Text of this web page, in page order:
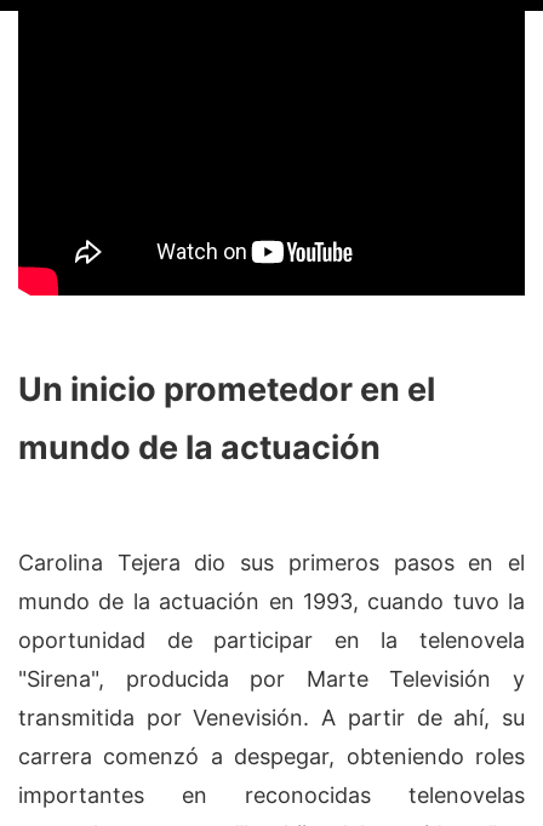
Un inicio prometedor en el
mundo de la actuación
Carolina Tejera dio sus primeros pasos en el
mundo de la actuación en 1993, cuando tuvo la
oportunidad de participar en la telenovela
"Sirena", producida por Marte Televisión y
transmitida por Venevisión. A partir de ahí, su
carrera comenzó a despegar, obteniendo roles
importantes en reconocidas telenovelas